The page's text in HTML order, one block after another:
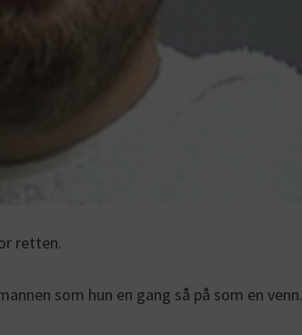
retten.
som hun en gang så på som en venn.